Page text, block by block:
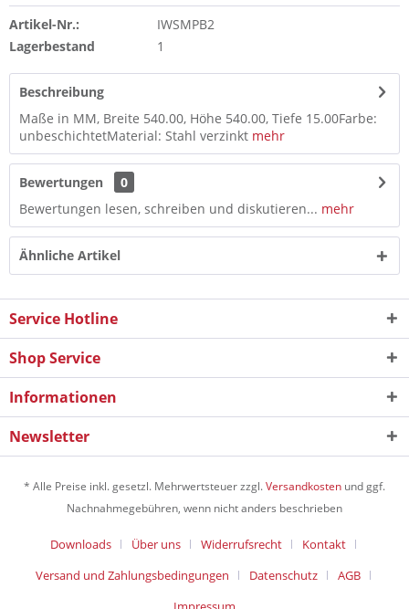
Artikel-Nr.:
IWSMPB2
Lagerbestand
1
Beschreibung
Maße in MM, Breite 540.00, Höhe 540.00, Tiefe 15.00Farbe:
unbeschichtetMaterial: Stahl verzinkt mehr
Bewertungen
0
Bewertungen lesen, schreiben und diskutieren... mehr
Ähnliche Artikel
Service Hotline
Shop Service
Informationen
Newsletter
* Alle Preise inkl. gesetzl. Mehrwertsteuer zzgl.Versandkosten und ggf.
Nachnahmegebühren, wenn nicht anders beschrieben
Downloads Über uns Widerrufsrecht
Kontakt
Versand und Zahlungsbedingungen
Datenschutz
AGB